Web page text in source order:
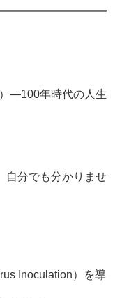
―100年時代の人生
自分でも分かりませ
Inoculation）を導